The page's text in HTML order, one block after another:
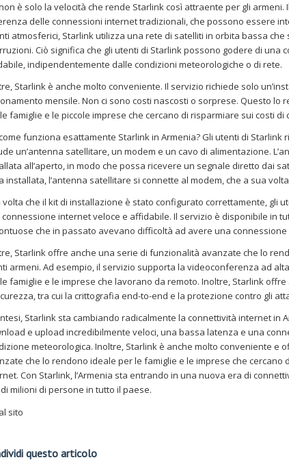
è solo la velocità che rende Starlink così attraente per gli
delle connessioni internet tradizionali, che possono essere
atmosferici, Starlink utilizza una rete di satelliti in orbita bassa che
Ciò significa che gli utenti di Starlink possono godere di una
indipendentemente dalle condizioni meteorologiche o di rete.
Starlink è anche molto conveniente. Il servizio richiede solo
mensile. Non ci sono costi nascosti o sorprese. Questo lo
famiglie e le piccole imprese che cercano di risparmiare sui costi di
funziona esattamente Starlink in Armenia? Gli utenti di Starlink
un’antenna satellitare, un modem e un cavo di alimentazione.
all’aperto, in modo che possa ricevere un segnale diretto dai
installata, l’antenna satellitare si connette al modem, che a sua
volta che il kit di installazione è stato configurato correttamente, gli
internet veloce e affidabile. Il servizio è disponibile in
che in passato avevano difficoltà ad avere una
Starlink offre anche una serie di funzionalità avanzate che lo
armeni. Ad esempio, il servizio supporta la videoconferenza ad
famiglie e le imprese che lavorano da remoto. Inoltre, Starlink
tra cui la crittografia end-to-end e la protezione contro gli
Starlink sta cambiando radicalmente la connettività internet in
e upload incredibilmente veloci, una bassa latenza e una
meteorologica. Inoltre, Starlink è anche molto conveniente e
che lo rendono ideale per le famiglie e le imprese che cercano
Con Starlink, l’Armenia sta entrando in una nuova era di
milioni di persone in tutto il paese.
sito
questo articolo